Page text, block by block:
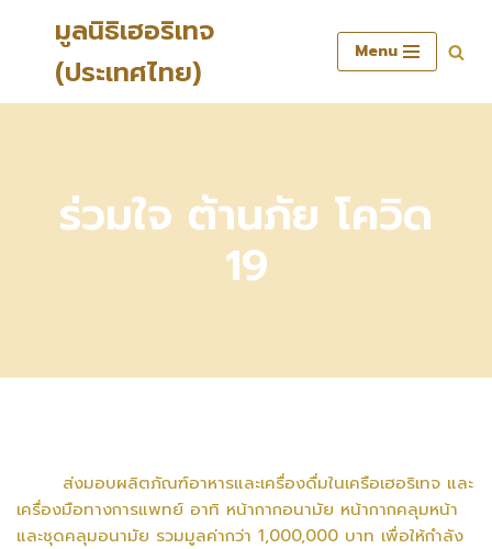
มูลนิธิเฮอริเทจ
(ประเทศไทย)
Menu
ร่วมใจ ต้านภัย โควิด
19
ส่งมอบผลิตภัณฑ์อาหารและเครื่องดื่มในเครือเฮอริเทจ และ
เครื่องมือทางการแพทย์ อาทิ หน้ากากอนามัย หน้ากากคลุมหน้า
และชุดคลุมอนามัย รวมมูลค่ากว่า 1,000,000 บาท เพื่อให้กำลัง